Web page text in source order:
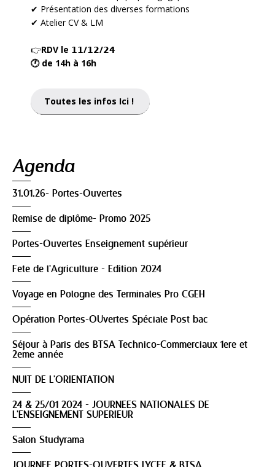
✔ Présentation des diverses formations
✔ Atelier CV & LM
👉RDV le 𝟭𝟭/𝟭𝟮/𝟮𝟰
🕐 de 14h à 16h
Toutes les infos Ici !
Agenda
31.01.26- Portes-Ouvertes
Remise de diplôme- Promo 2025
Portes-Ouvertes Enseignement supérieur
Fete de l'Agriculture - Edition 2024
Voyage en Pologne des Terminales Pro CGEH
Opération Portes-OUvertes Spéciale Post bac
Séjour à Paris des BTSA Technico-Commerciaux 1ere et
2eme année
NUIT DE L'ORIENTATION
24 & 25/01 2024 - JOURNEES NATIONALES DE
L'ENSEIGNEMENT SUPERIEUR
Salon Studyrama